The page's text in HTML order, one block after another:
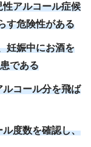
アルコール症候
す危険性がある
妊娠中にお酒を
である
コール分を飛ば
度数を確認し、